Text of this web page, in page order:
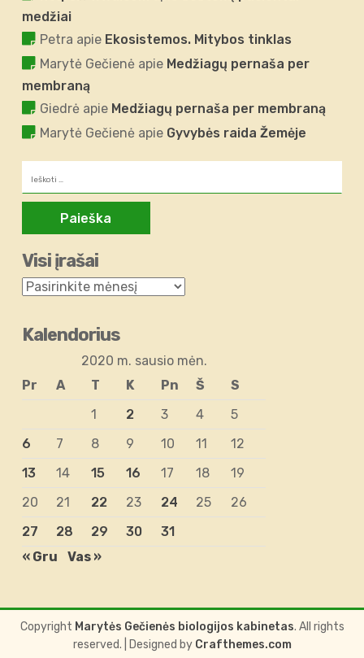
medžiai
Petra apie Ekosistemos. Mitybos tinklas
Marytė Gečienė apie Medžiagų pernaša per
membraną
Giedrė apie Medžiagų pernaša per membraną
Marytė Gečienė apie Gyvybės raida Žemėje
Visi įrašai
Kalendorius
2020 m. sausio mėn.
Pr
A T K Pn Š
S
1
2 3 4
5
6
7 8 9 10 11
12
13
14 15 16 17 18
19
20
21 22 23 24 25
26
27
28 29 30
31
« Gru
Vas »
Copyright Marytės Gečienės biologijos kabinetas. All rights
reserved.
| Designed by Crafthemes.com